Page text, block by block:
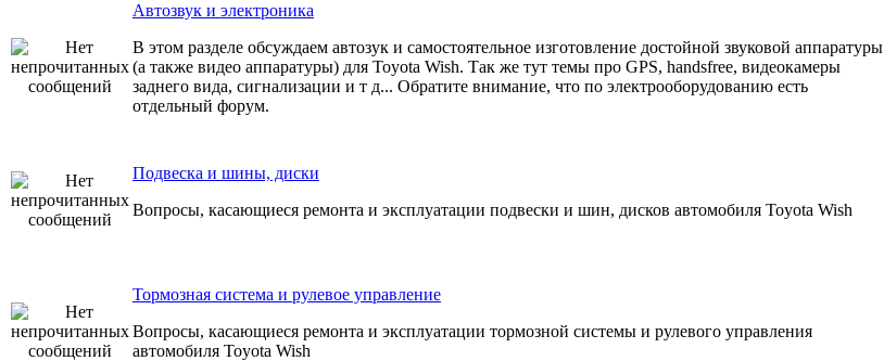
Автозвук и электроника
В этом разделе обсуждаем автозук и самостоятельное изготовление достойной звуковой аппаратуры
(а также видео аппаратуры) для Toyota Wish. Так же тут темы про GPS, handsfree, видеокамеры
заднего вида, сигнализации и т д... Обратите внимание, что по электрооборудованию есть
отдельный форум.
Подвеска и шины, диски
Вопросы, касающиеся ремонта и эксплуатации подвески и шин, дисков автомобиля Toyota Wish
Тормозная система и рулевое управление
Вопросы, касающиеся ремонта и эксплуатации тормозной системы и рулевого управления
автомобиля Toyota Wish